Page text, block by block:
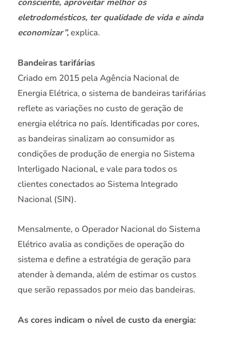
consciente, aproveitar melhor os
eletrodomésticos, ter qualidade de vida e ainda
economizar”,explica.
Bandeiras tarifárias
Criado em 2015 pela Agência Nacional de
Energia Elétrica, o sistema de bandeiras tarifárias
reflete as variações no custo de geração de
energia elétrica no país. Identificadas por cores,
as bandeiras sinalizam ao consumidor as
condições de produção de energia no Sistema
Interligado Nacional, e vale para todos os
clientes conectados ao Sistema Integrado
Nacional (SIN).
Mensalmente, o Operador Nacional do Sistema
Elétrico avalia as condições de operação do
sistema e define a estratégia de geração para
atender à demanda, além de estimar os custos
que serão repassados por meio das bandeiras.
As cores indicam o nível de custo da energia: